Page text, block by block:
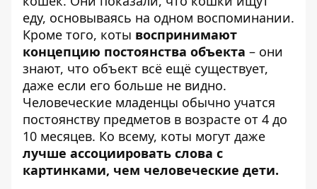
еду, основываясь на одном воспоминании.
Кроме того, коты воспринимают
концепцию постоянства объекта – они
знают, что объект всё ещё существует,
даже если его больше не видно.
Человеческие младенцы обычно учатся
постоянству предметов в возрасте от 4 до
10 месяцев. Ко всему, коты могут даже
лучше ассоциировать слова с
картинками, чем человеческие дети.